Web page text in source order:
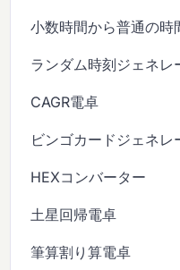
小数時間から普通の時
ランダム時刻ジェネレ
CAGR電卓
ビンゴカードジェネレ
HEXコンバーター
土星回帰電卓
筆算割り算電卓